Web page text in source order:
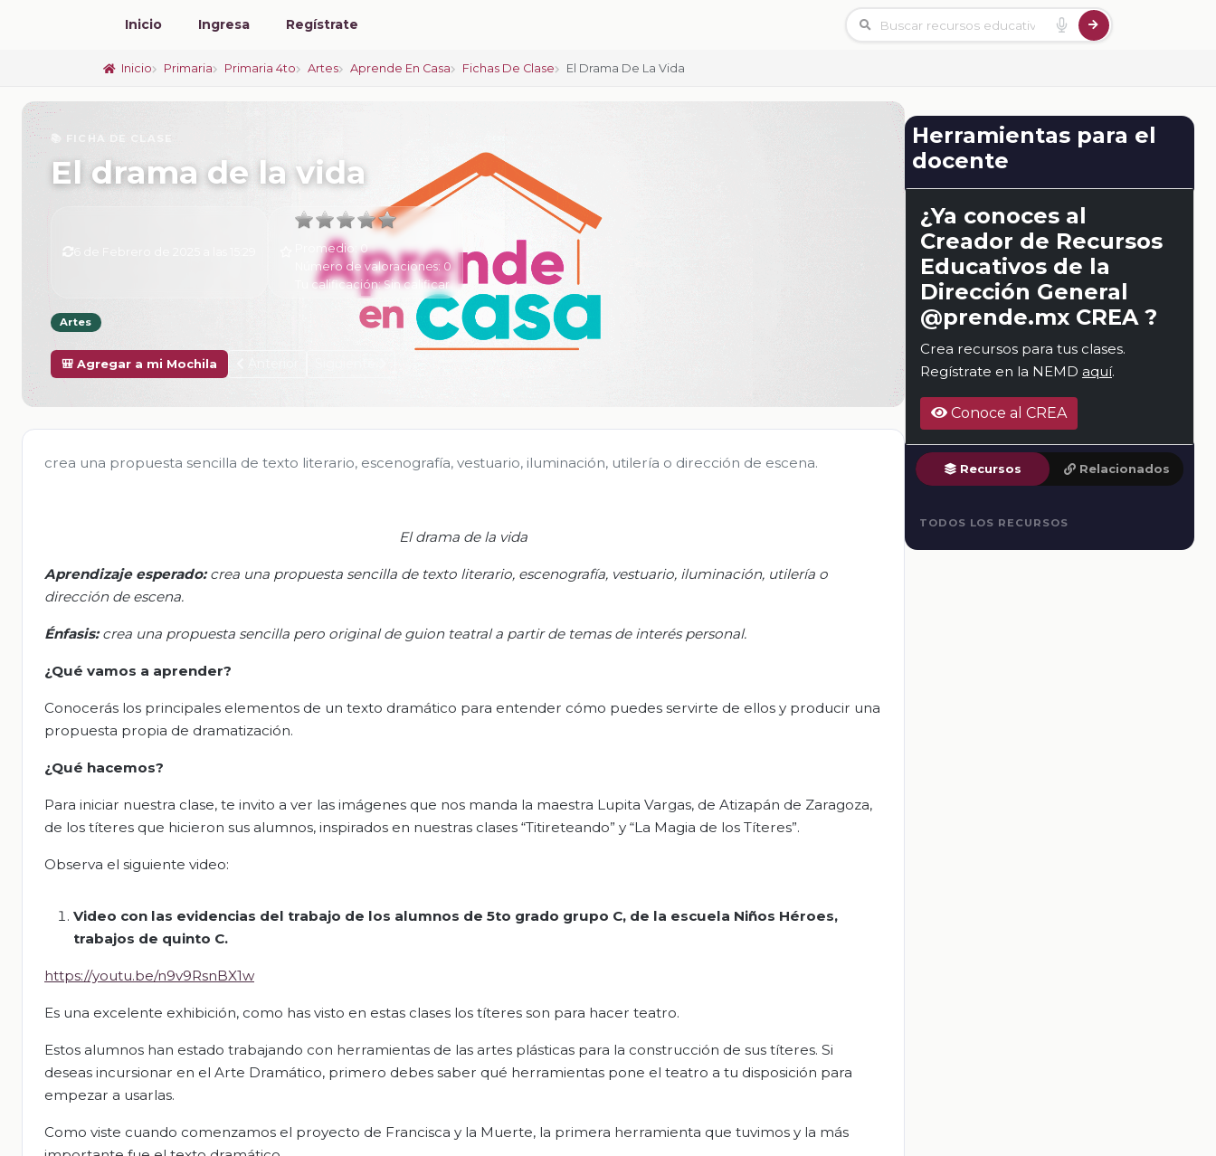
Inicio Ingresa Regístrate
Inicio Primaria Primaria 4to Artes Aprende En Casa Fichas De Clase El Drama De La Vida
📚 FICHA DE CLASE
El drama de la vida
Promedio:0
Número de valoraciones: 0
Tu calificación:Sin calificar
Artes
🎒 Agregar a mi Mochila
crea una propuesta sencilla de texto literario, escenografía, vestuario, iluminación, utilería o dirección de escena.
El drama de la vida
Aprendizaje esperado: crea una propuesta sencilla de texto literario, escenografía, vestuario, iluminación, utilería o
dirección de escena.
Énfasis: crea una propuesta sencilla pero original de guion teatral a partir de temas de interés personal.
¿Qué vamos a aprender?
Conocerás los principales elementos de un texto dramático para entender cómo puedes servirte de ellos y producir una
propuesta propia de dramatización.
¿Qué hacemos?
Para iniciar nuestra clase, te invito a ver las imágenes que nos manda la maestra Lupita Vargas, de Atizapán de Zaragoza,
de los títeres que hicieron sus alumnos, inspirados en nuestras clases “Titireteando” y “La Magia de los Títeres”.
Observa el siguiente video:
Video con las evidencias del trabajo de los alumnos de 5to grado grupo C, de la escuela Niños Héroes,
trabajos de quinto C.
https://youtu.be/n9v9RsnBX1w
Es una excelente exhibición, como has visto en estas clases los títeres son para hacer teatro.
Estos alumnos han estado trabajando con herramientas de las artes plásticas para la construcción de sus títeres. Si
deseas incursionar en el Arte Dramático, primero debes saber qué herramientas pone el teatro a tu disposición para
empezar a usarlas.
Como viste cuando comenzamos el proyecto de Francisca y la Muerte, la primera herramienta que tuvimos y la más
Herramientas para el
docente
¿Ya conoces al
Creador de Recursos
Educativos de la
Dirección General
@prende.mx CREA ?
Crea recursos para tus clases.
Regístrate en la NEMD aquí.
Conoce al CREA
Recursos Relacionados
TODOS LOS RECURSOS